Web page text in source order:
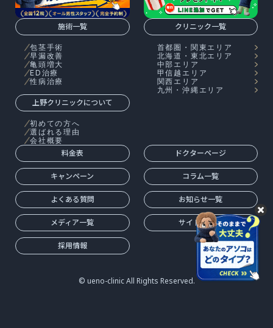
施術一覧
包茎手術
早漏改善
亀頭増大
ED治療
性病治療
クリニック一覧
首都圏・関東エリア
北海道・東北エリア
中部エリア
甲信越エリア
関西エリア
九州・沖縄エリア
上野クリニックについて
初めての方へ
選ばれる理由
会社概要
料金表 ドクターページ
キャンペーン コラム一覧
よくある質問 お知らせ一覧
メディア一覧 サイトマップ
採用情報
© ueno-clinic All Rights Reserved.